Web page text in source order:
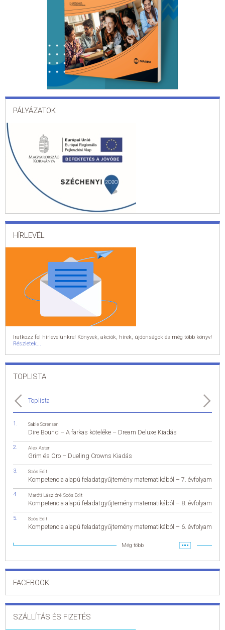
PÁLYÁZATOK
HÍRLEVÉL
Iratkozz fel hírlevelünkre! Könyvek, akciók, hírek, újdonságok és még több könyv!
Részletek...
TOPLISTA
Toplista
Sable Sorensen
Dire Bound – A farkas köteléke – Dream Deluxe Kiadás
Alex Aster
Grim és Oro – Dueling Crowns Kiadás
Soós Edit
Kompetencia alapú feladatgyűjtemény matematikából – 7. évfolyam
Maróti Lászlóné Soós Edit
Kompetencia alapú feladatgyűjtemény matematikából – 8. évfolyam
Soós Edit
Kompetencia alapú feladatgyűjtemény matematikából – 6. évfolyam
Még több
FACEBOOK
SZÁLLÍTÁS ÉS FIZETÉS